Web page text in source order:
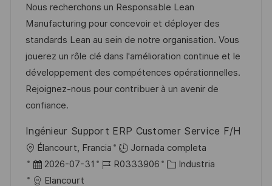
c
a
c
i
ó
n
c
h
a
d
e
p
u
l
i
c
d
e
e
m
p
l
t
e
g
o
r
í
Nous recherchons un Responsable Lean
Manufacturing pour concevoir et déployer des
standards Lean au sein de notre organisation. Vous
jouerez un rôle clé dans l'amélioration continue et le
développement des compétences opérationnelles.
Rejoignez-nous pour contribuer à un avenir de
confiance.
Ingénieur Support ERP Customer Service F/H
U
b
Élancourt, Francia
Jornada completa
F
e
2026-07-31
I
R0333906
C Industria
Elancourt